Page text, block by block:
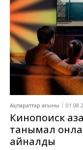
Ақпараттар ағыны
Кинопоиск
танымал
айналды